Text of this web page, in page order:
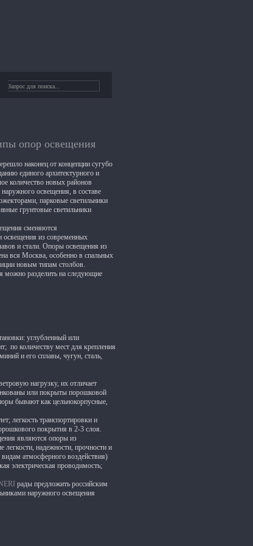
опор освещения
наконец от концепции сугубо
единого архитектурного и
количество новых районов
освещения, в составе
парковые светильники
грунтовые светильники
сменяются
освещения из современных
и стали. Опоры освещения из
вся Москва, особенно в спальных
новым типам столбов.
можно разделить на следующие
углубленный или
по количеству мест для крепления
и его сплавы, чугун, сталь,
нагрузку, их отличает
или покрыты порошковой
бывают как цельнокорпусные,
легкость транспортировки и
покрытия в 2-3 слоя.
являются опоры из
легкости, надежности, прочности и
атмосферного воздействия)
электрическая проводимость;
NERI рады предложить российским
наружного освещения